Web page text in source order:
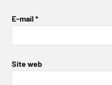
E-mail *
Site web